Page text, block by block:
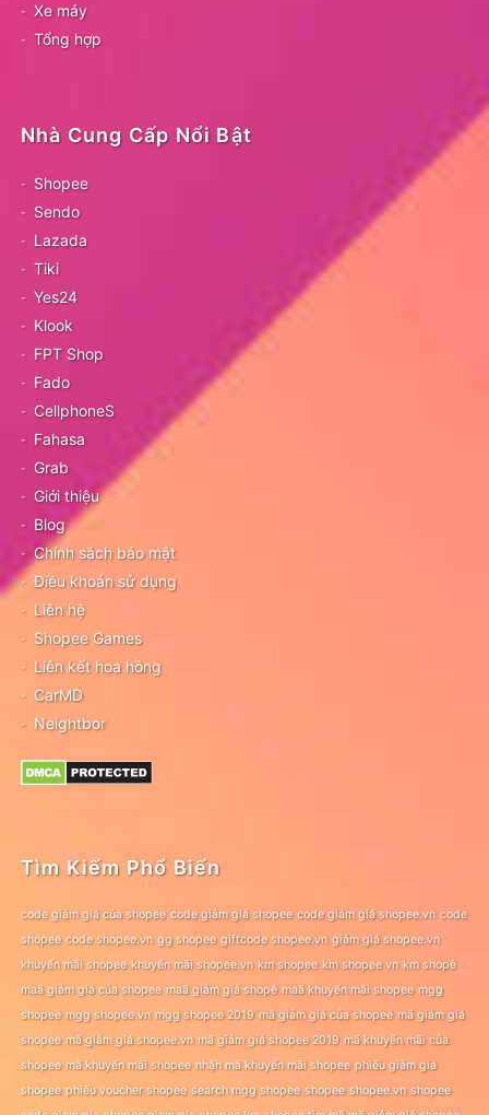
Xe máy
Tổng hợp
Nhà Cung Cấp Nổi Bật
Shopee
Sendo
Lazada
Tiki
Yes24
Klook
FPT Shop
Fado
CellphoneS
Fahasa
Grab
Giới thiệu
Blog
Chính sách bảo mật
Điều khoản sử dụng
Liên hệ
Shopee Games
Liên kết hoa hồng
CarMD
Neightbor
Tìm Kiếm Phổ Biến
code giảm giá của shopee code giảm giá shopee code giảm giá shopee.vn code
shopee code shopee.vn gg shopee giftcode shopee.vn giảm giá shopee.vn
khuyến mãi shopee khuyến mãi shopee.vn km shopee km shopee vn km shopê
maã giảm giá của shopee maã giảm giá shopê maã khuyến mãi shopee mgg
shopee mgg shopee.vn mgg shopee 2019 mã giảm giá của shopee mã giảm giá
shopee mã giảm giá shopee.vn mã giảm giá shopee 2019 mã khuyến mãi của
shopee mã khuyến mãi shopee nhận mã khuyến mãi shopee phiếu giảm giá
shopee phiếu voucher shopee search mgg shopee shopee shopee.vn shopee